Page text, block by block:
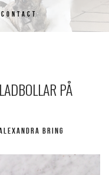
CONTACT
PÅ
Bring